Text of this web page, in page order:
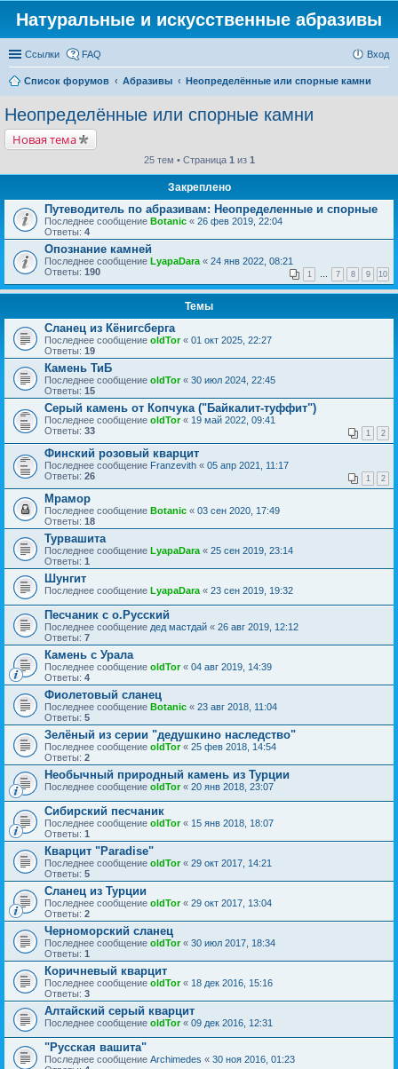
Натуральные и искусственные абразивы
Ссылки FAQ Вход
Список форумов Абразивы Неопределённые или спорные камни
Неопределённые или спорные камни
Новая тема
25 тем • Страница 1 из 1
Закреплено
Путеводитель по абразивам: Неопределенные и спорные
Последнее сообщение Botanic « 26 фев 2019, 22:04
Ответы: 4
Опознание камней
Последнее сообщение LyapaDara « 24 янв 2022, 08:21
Ответы: 190 1 … 7 8 9 10
Темы
Сланец из Кёнигсберга
Последнее сообщение oldTor« 01 окт 2025, 22:27
Ответы: 19
Камень ТиБ
Последнее сообщение oldTor« 30 июл 2024, 22:45
Ответы: 15
Серый камень от Копчука ("Байкалит-туффит")
Последнее сообщение oldTor« 19 май 2022, 09:41
Ответы: 33 1 2
Финский розовый кварцит
Последнее сообщение Franzevith « 05 апр 2021, 11:17
Ответы: 26 1 2
Мрамор
Последнее сообщение Botanic « 03 сен 2020, 17:49
Ответы: 18
Турвашита
Последнее сообщение LyapaDara « 25 сен 2019, 23:14
Ответы: 1
Шунгит
Последнее сообщение LyapaDara « 23 сен 2019, 19:32
Песчаник с о.Русский
Последнее сообщение дед мастдай « 26 авг 2019, 12:12
Ответы: 7
Камень с Урала
Последнее сообщение oldTor« 04 авг 2019, 14:39
Ответы: 4
Фиолетовый сланец
Последнее сообщение Botanic « 23 авг 2018, 11:04
Ответы: 5
Зелёный из серии "дедушкино наследство"
Последнее сообщение oldTor« 25 фев 2018, 14:54
Ответы: 2
Необычный природный камень из Турции
Последнее сообщение oldTor« 20 янв 2018, 23:07
Сибирский песчаник
Последнее сообщение oldTor« 15 янв 2018, 18:07
Ответы: 1
Кварцит "Paradise"
Последнее сообщение oldTor« 29 окт 2017, 14:21
Ответы: 5
Сланец из Турции
Последнее сообщение oldTor« 29 окт 2017, 13:04
Ответы: 2
Черноморский сланец
Последнее сообщение oldTor« 30 июл 2017, 18:34
Ответы: 1
Коричневый кварцит
Последнее сообщение oldTor« 18 дек 2016, 15:16
Ответы: 3
Алтайский серый кварцит
Последнее сообщение oldTor« 09 дек 2016, 12:31
"Русская вашита"
Последнее сообщение Archimedes « 30 ноя 2016, 01:23